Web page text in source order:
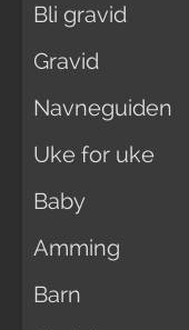
Bli gravid
Gravid
Navneguiden
Uke for uke
Baby
Amming
Barn